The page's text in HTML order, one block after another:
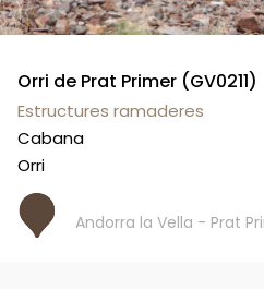
Orri de Prat Primer (GV0211)
Estructures ramaderes
Cabana
Orri
Andorra la Vella - Prat